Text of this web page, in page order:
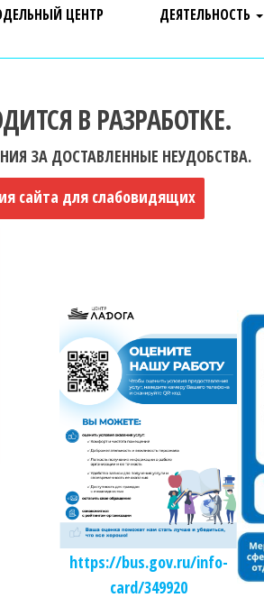
ЦЕНТР ДЕЯТЕЛЬНОСТЬ
В РАЗРАБОТКЕ.
ЗА ДОСТАВЛЕННЫЕ НЕУДОБСТВА.
сайта для слабовидящих
https://bus.gov.ru/info-
card/349920